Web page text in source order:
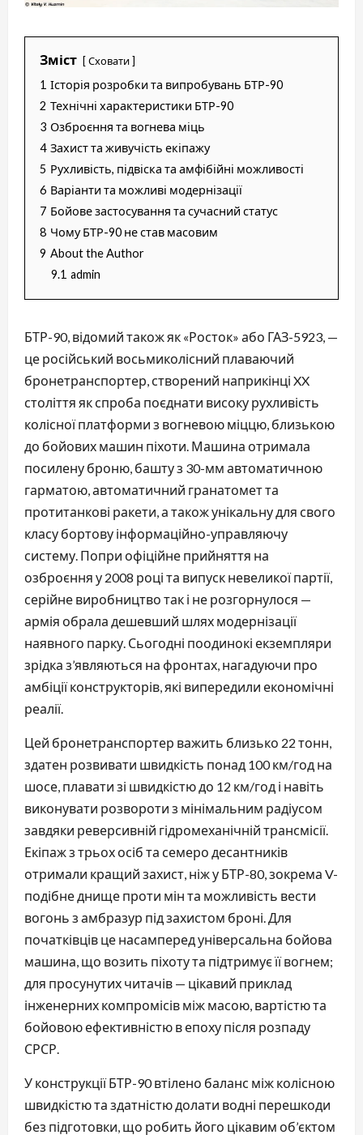
Зміст Сховати
1 Історія розробки та випробувань БТР-90
2 Технічні характеристики БТР-90
3 Озброєння та вогнева міць
4 Захист та живучість екіпажу
5 Рухливість, підвіска та амфібійні можливості
6 Варіанти та можливі модернізації
7 Бойове застосування та сучасний статус
8 Чому БТР-90 не став масовим
9 About the Author
9.1 admin
БТР-90, відомий також як «Росток» або ГАЗ-5923, —
це російський восьмиколісний плаваючий
бронетранспортер, створений наприкінці XX
століття як спроба поєднати високу рухливість
колісної платформи з вогневою міццю, близькою
до бойових машин піхоти. Машина отримала
посилену броню, башту з 30-мм автоматичною
гарматою, автоматичний гранатомет та
протитанкові ракети, а також унікальну для свого
класу бортову інформаційно-управляючу
систему. Попри офіційне прийняття на
озброєння у 2008 році та випуск невеликої партії,
серійне виробництво так і не розгорнулося —
армія обрала дешевший шлях модернізації
наявного парку. Сьогодні поодинокі екземпляри
зрідка з’являються на фронтах, нагадуючи про
амбіції конструкторів, які випередили економічні
реалії.
Цей бронетранспортер важить близько 22 тонн,
здатен розвивати швидкість понад 100 км/год на
шосе, плавати зі швидкістю до 12 км/год і навіть
виконувати розвороти з мінімальним радіусом
завдяки реверсивній гідромеханічній трансмісії.
Екіпаж з трьох осіб та семеро десантників
отримали кращий захист, ніж у БТР-80, зокрема V-
подібне днище проти мін та можливість вести
вогонь з амбразур під захистом броні. Для
початківців це насамперед універсальна бойова
машина, що возить піхоту та підтримує її вогнем;
для просунутих читачів — цікавий приклад
інженерних компромісів між масою, вартістю та
бойовою ефективністю в епоху після розпаду
СРСР.
У конструкції БТР-90 втілено баланс між колісною
швидкістю та здатністю долати водні перешкоди
без підготовки, що робить його цікавим об’єктом